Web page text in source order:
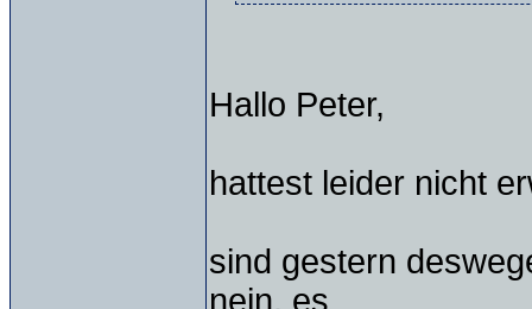
Hallo Peter,
hattest leider nicht
sind gestern
nein, es